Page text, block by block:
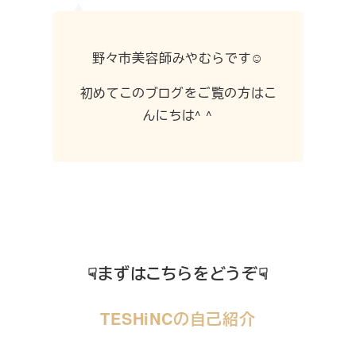
野々市美容師みやむらです☺︎
初めてこのブログをご覧の方はこ
んにちは^ ^
☟まずはこちらをどうぞ☟
TESHiNCの自己紹介